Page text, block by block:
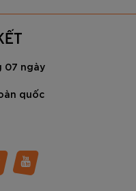
07 ngày
quốc